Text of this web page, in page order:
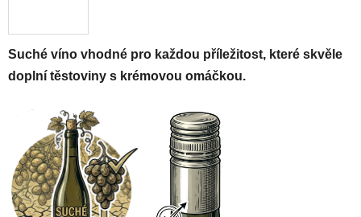
Suché víno vhodné pro každou příležitost, které skvěle
doplní těstoviny s krémovou omáčkou.